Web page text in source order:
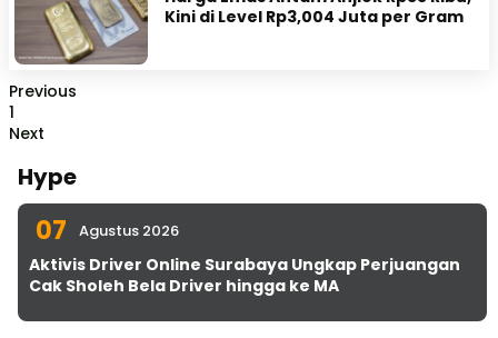
Kini di Level Rp3,004 Juta per Gram
Previous
1
Next
Hype
07 Agustus 2026
Aktivis Driver Online Surabaya Ungkap Perjuangan
Cak Sholeh Bela Driver hingga ke MA